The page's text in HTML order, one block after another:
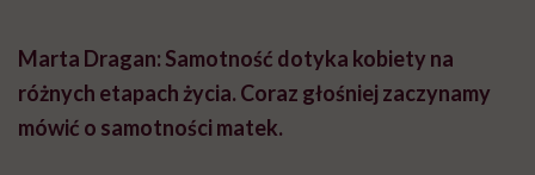
Marta Dragan: Samotność dotyka kobiety na
różnych etapach życia. Coraz głośniej zaczynamy
mówić o samotności matek.